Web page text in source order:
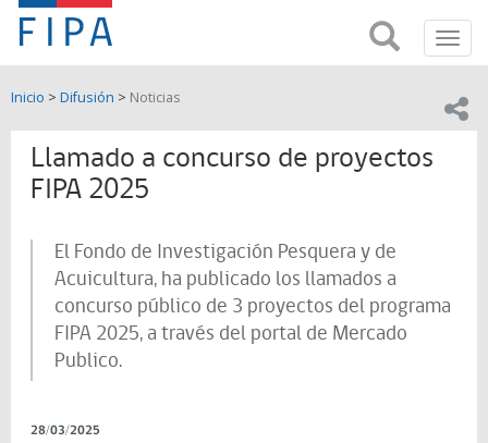
Fondo
de
Investigación
Pesquera
y
Acuicultura
(FIPA)-
SUBPESCA
FIPA;
Fondo
Investigación
pesquera
de
Acuicultira
Inicio > Difusión > Noticias
Llamado a concurso de proyectos
FIPA 2025
El Fondo de Investigación Pesquera y de
Acuicultura, ha publicado los llamados a
concurso público de 3 proyectos del programa
FIPA 2025, a través del portal de Mercado
Publico.
28/03/2025